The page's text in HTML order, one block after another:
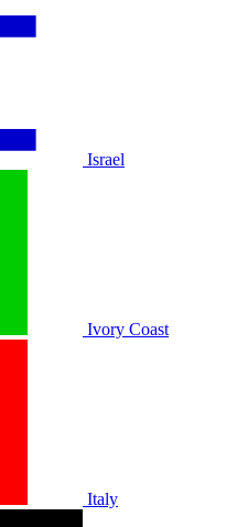
Israel
Ivory Coast
Italy